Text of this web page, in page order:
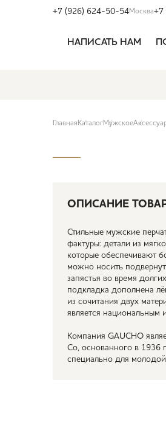
+7 (926) 624-50-54Москва+7
НАПИСАТЬ НАМ
Главная КаталогМужское
ОПИСАНИЕ
Стильные мужские
фактуры: детали из
которые обеспечивают
можно носить
запястья во время
подкладка дополнена
из сочитания двух
является национальным
Компания GAUCHO
Co, основанного в 1936
специально для